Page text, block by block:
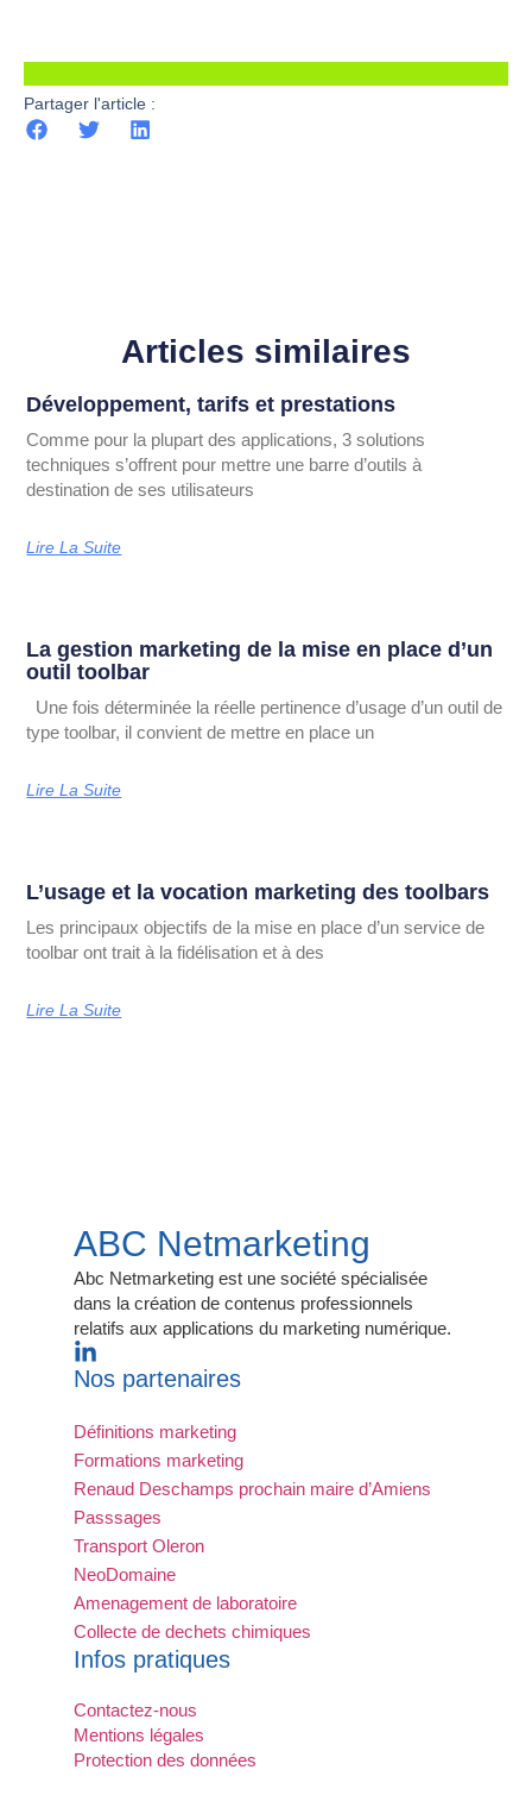
Partager l'article :
Articles similaires
Développement, tarifs et prestations
Comme pour la plupart des applications, 3 solutions
techniques s’offrent pour mettre une barre d’outils à
destination de ses utilisateurs
Lire La Suite
La gestion marketing de la mise en place d’un
outil toolbar
Une fois déterminée la réelle pertinence d’usage d’un outil de
type toolbar, il convient de mettre en place un
Lire La Suite
L’usage et la vocation marketing des toolbars
Les principaux objectifs de la mise en place d’un service de
toolbar ont trait à la fidélisation et à des
Lire La Suite
ABC Netmarketing
Abc Netmarketing est une société spécialisée
dans la création de contenus professionnels
relatifs aux applications du marketing numérique.
Nos partenaires
Définitions marketing
Formations marketing
Renaud Deschamps prochain maire d’Amiens
Passsages
Transport Oleron
NeoDomaine
Amenagement de laboratoire
Collecte de dechets chimiques
Infos pratiques
Contactez-nous
Mentions légales
Protection des données